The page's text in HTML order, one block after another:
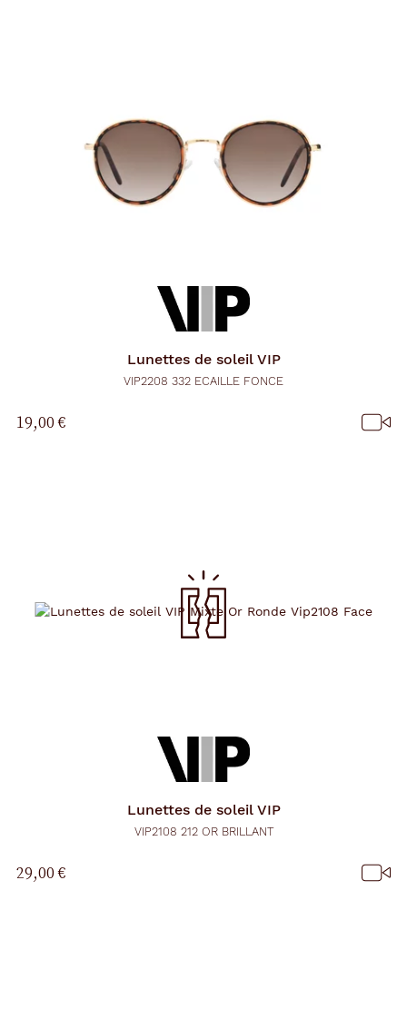
Lunettes de soleil VIP
VIP2208 332 ECAILLE FONCE
19,00 €
Lunettes de soleil VIP
VIP2108 212 OR BRILLANT
29,00 €